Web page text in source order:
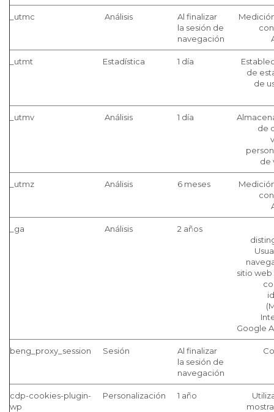
_utmc Análisis
Al finalizar
la sesión de
navegación
_utmt Estadística 1 día
de
de
_utmv Análisis 1 día
de
de
_utmz Análisis 6 meses
_ga Análisis 2 años
sitio web
Google
beng_proxy_session Sesión
Al finalizar
la sesión de
navegación
cdp-cookies-plugin-
wp
Personalización 1 año